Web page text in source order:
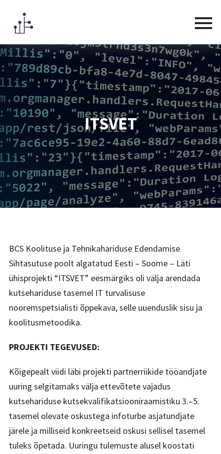
Menu
ITSVET
BCS Koolituse ja Tehnikahariduse Edendamise
Sihtasutuse poolt algatatud Eesti – Soome – Läti
ühisprojekti “ITSVET” eesmärgiks oli välja arendada
kutsehariduse tasemel IT turvalisuse
nooremspetsialisti õppekava, selle uuenduslik sisu ja
koolitusmetoodika.
PROJEKTI TEGEVUSED:
Kõigepealt viidi läbi projekti partnerriikide tööandjate
uuring selgitamaks välja ettevõtete vajadus
kutsehariduse kutsekvalifikatsiooniraamistiku 3.–5.
tasemel olevate oskustega infoturbe asjatundjate
järele ja milliseid konkreetseid oskusi sellisel tasemel
tuleks õpetada. Uuringu tulemuste alusel koostati